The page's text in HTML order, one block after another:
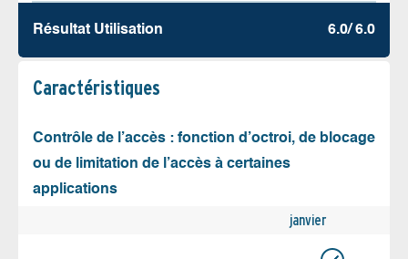
Résultat Utilisation 6.0/ 6.0
Caractéristiques
Contrôle de l’accès : fonction d’octroi, de blocage
ou de limitation de l’accès à certaines
applications
janvier